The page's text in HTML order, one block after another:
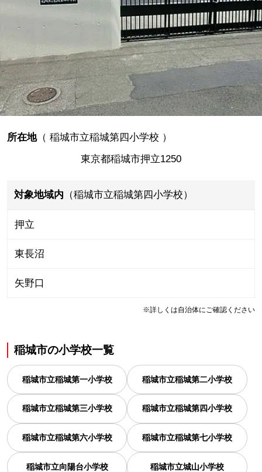
所在地（ 稲城市立稲城第四小学校 ）
東京都稲城市押立1250
対象地域内 （稲城市立稲城第四小学校）
押立
東長沼
矢野口
※詳しくは自治体にご確認ください
稲城市の小学校一覧
稲城市立稲城第一小学校 稲城市立稲城第二小学校
稲城市立稲城第三小学校 稲城市立稲城第四小学校
稲城市立稲城第六小学校 稲城市立稲城第七小学校
稲城市立向陽台小学校 稲城市立城山小学校